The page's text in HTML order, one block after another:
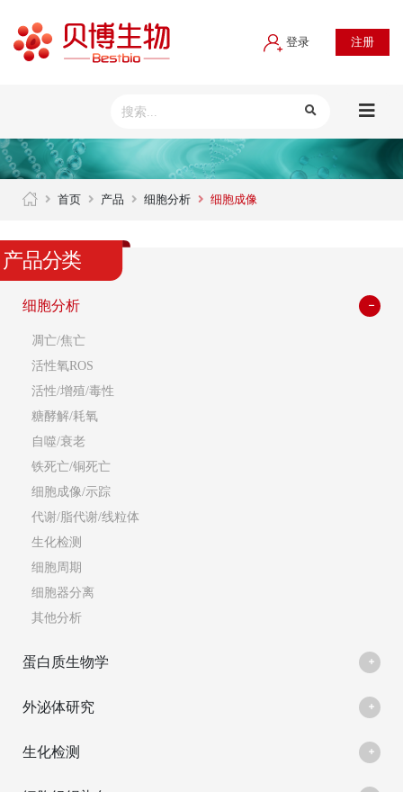
登录 注册
首页 产品 细胞分析 细胞成像
产品分类
细胞分析
凋亡/焦亡
活性氧ROS
活性/增殖/毒性
糖酵解/耗氧
自噬/衰老
铁死亡/铜死亡
细胞成像/示踪
代谢/脂代谢/线粒体
生化检测
细胞周期
细胞器分离
其他分析
蛋白质生物学
外泌体研究
生化检测